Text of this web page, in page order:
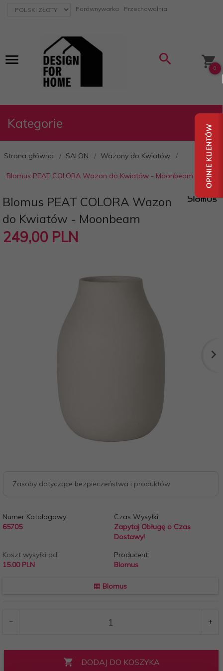
currency_h Porównywarka Przechowalnia
0
Kategorie
Strona główna SALON Wazony do Kwiatów
Blomus PEAT COLORA Wazon do Kwiatów - Moonbeam
Blomus PEAT COLORA Wazon
do Kwiatów - Moonbeam
249,00 PLN
Zasoby dotyczące bezpieczeństwa i produktów
Numer Katalogowy:
65705
Czas Wysyłki:
Zapytaj Obługę o Czas
Dostawy!
Koszt wysyłki od:
15.00 PLN
Producent:
Blomus
Blomus
DODAJ DO KOSZYKA